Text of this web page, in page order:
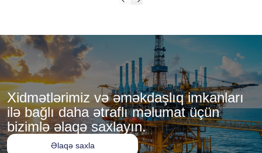
Xidmətlərimiz və əməkdaşlıq imkanları
ilə bağlı daha ətraflı məlumat üçün
bizimlə əlaqə saxlayın.
Əlaqə saxla